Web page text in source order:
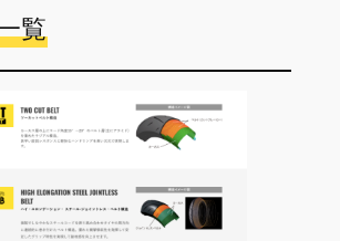
覧